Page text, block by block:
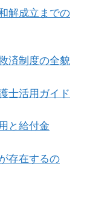
解成立までの
済制度の全貌
士活用ガイド
と給付金
存在するの